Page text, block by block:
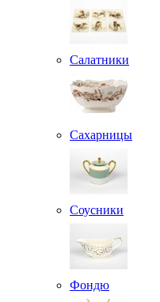
Салатники
Сахарницы
Соусники
Фондю